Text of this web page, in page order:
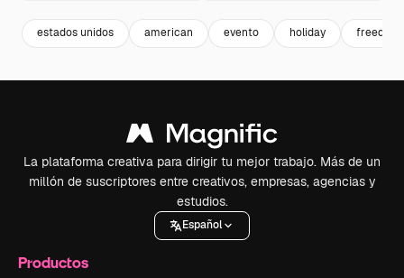
estados unidos american evento holiday freedom
La plataforma creativa para dirigir tu mejor trabajo. Más de un
millón de suscriptores entre creativos, empresas, agencias y
estudios.
Español
Productos